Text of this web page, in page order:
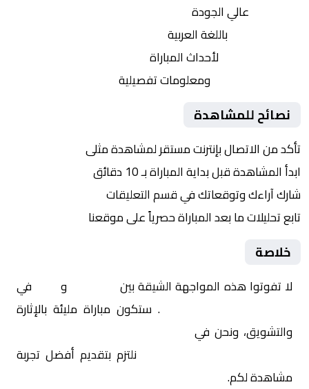
عالي الجودة
باللغة العربية
لأحداث المباراة
ومعلومات تفصيلية
نصائح للمشاهدة
تأكد من الاتصال بإنترنت مستقر لمشاهدة مثلى
ابدأ المشاهدة قبل بداية المباراة بـ 10 دقائق
شارك آراءك وتوقعاتك في قسم التعليقات
تابع تحليلات ما بعد المباراة حصرياً على موقعنا
خلاصة
لا تفوتوا هذه المواجهة الشيقة بين وبيسا
في
. ستكون مباراة مليئة بالإثارة
والتشويق، ونحن في
نلتزم بتقديم أفضل تجربة
مشاهدة لكم.